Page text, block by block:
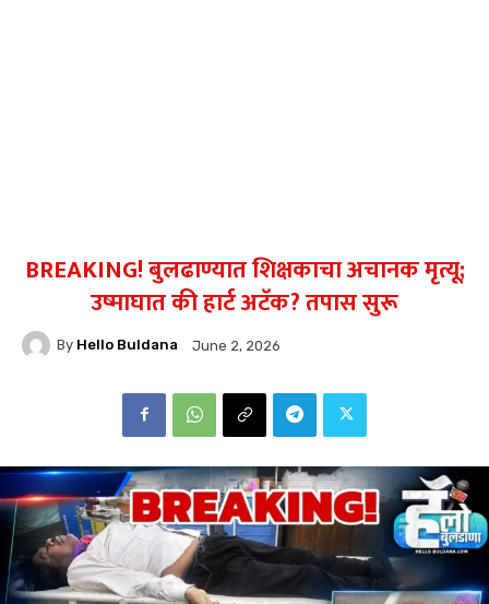
BREAKING! बुलढाण्यात शिक्षकाचा अचानक मृत्यू;
उष्माघात की हार्ट अटॅक? तपास सुरू
By Hello Buldana June 2, 2026